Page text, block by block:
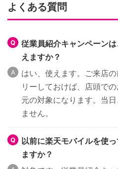
よくある質問
従業員紹介キャンペーン
えますか？
はい、使えます。ご来店
リーしておけば、店頭で
元の対象になります。当
ません。
以前に楽天モバイルを使
ますか？